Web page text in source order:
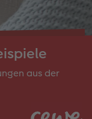
aus der